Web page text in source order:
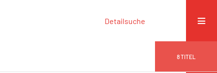
Detailsuche
8TITEL